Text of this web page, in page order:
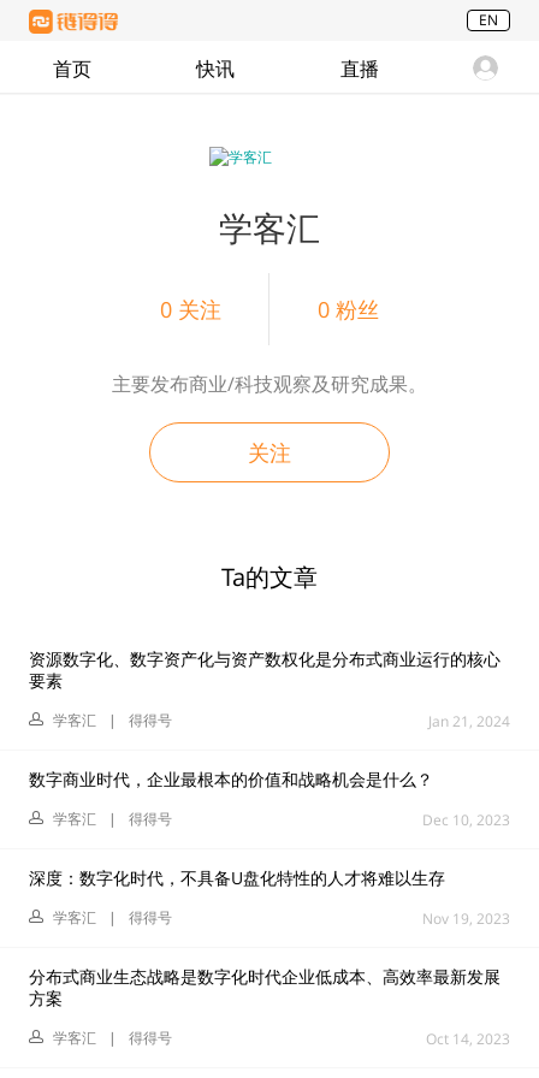
EN
首页 快讯 直播
学客汇
0 关注 0粉丝
主要发布商业/科技观察及研究成果。
关注
Ta的文章
资源数字化、数字资产化与资产数权化是分布式商业运行的核心
要素
学客汇 | 得得号 Jan 21, 2024
数字商业时代，企业最根本的价值和战略机会是什么？
学客汇 | 得得号 Dec 10, 2023
深度：数字化时代，不具备U盘化特性的人才将难以生存
学客汇 | 得得号 Nov 19, 2023
分布式商业生态战略是数字化时代企业低成本、高效率最新发展
方案
学客汇 | 得得号 Oct 14, 2023